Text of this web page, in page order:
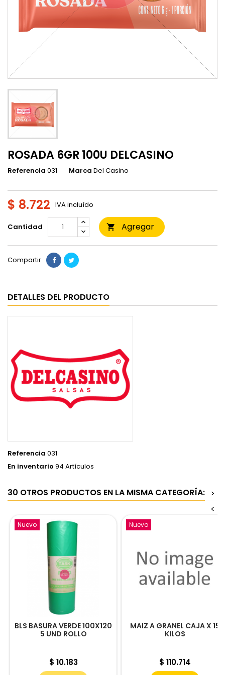
ROSADA 6GR 100U DELCASINO
Referencia 031 Marca Del Casino
$ 8.722 IVA incluído
Cantidad  Agregar
Compartir
DETALLES DEL PRODUCTO
Referencia 031
En inventario 94 Artículos
30 OTROS PRODUCTOS EN LA MISMA CATEGORÍA: >
<
Nuevo
BLS BASURA VERDE 100X120
5 UND ROLLO
Precio
$ 10.183
Nuevo
MAIZ A GRANEL CAJA X 15
KILOS
Precio
$ 110.714